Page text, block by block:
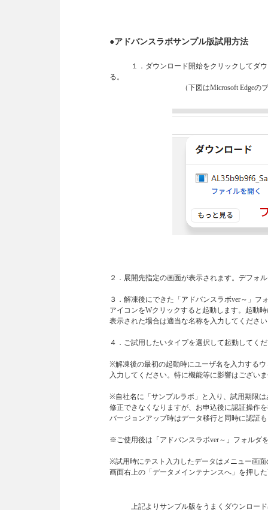
●アドバンスラボサンプル版試用方法
１．ダウンロード開始をクリックしてダウ
る。
（下図はMicrosoft Edgeのブラウザ
２．展開先指定の画面が表示されます。デフォ
３．解凍後にできた「アドバンスラボver～」フ
アイコンをWクリックすると起動します。起動
表示された場合は適当な名称を入力してくださ
４．ご試用したいタイプを選択して起動してく
※解凍後の最初の起動時にユーザ名を入力する
入力してください。特に機能等に影響はござい
※自社名に「サンプルラボ」と入り、試用期限
修正できなくなりますが、お申込後に認証操作
バージョンアップ時はデータ移行と同時に認証
※ご使用後は「アドバンスラボver～」フォルダ
※試用時にテスト入力したデータはメニュー画
画面右上の「データメインテナンスへ」を押し
上記よりサンプル版をうまくダウンロード